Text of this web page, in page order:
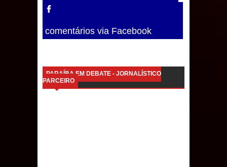
comentários via Facebook
PARAÍBA EM DEBATE - JORNALÍSTICO
PARCEIRO